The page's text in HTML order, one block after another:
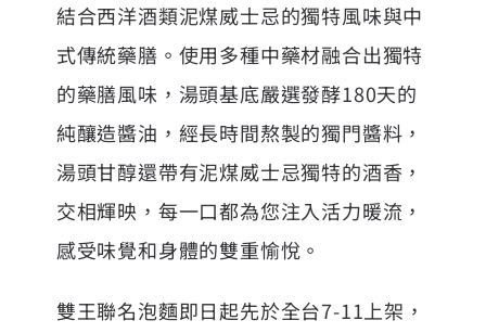
結合西洋酒類泥煤威士忌的獨特風味與中
式傳統藥膳。使用多種中藥材融合出獨特
的藥膳風味，湯頭基底嚴選發酵180天的
純釀造醬油，經長時間熬製的獨門醬料，
湯頭甘醇還帶有泥煤威士忌獨特的酒香，
交相輝映，每一口都為您注入活力暖流，
感受味覺和身體的雙重愉悅。
雙王聯名泡麵即日起先於全台7-11上架，